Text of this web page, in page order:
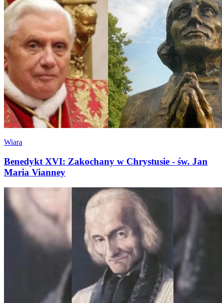
Wiara
Benedykt XVI: Zakochany w Chrystusie - św. Jan
Maria Vianney